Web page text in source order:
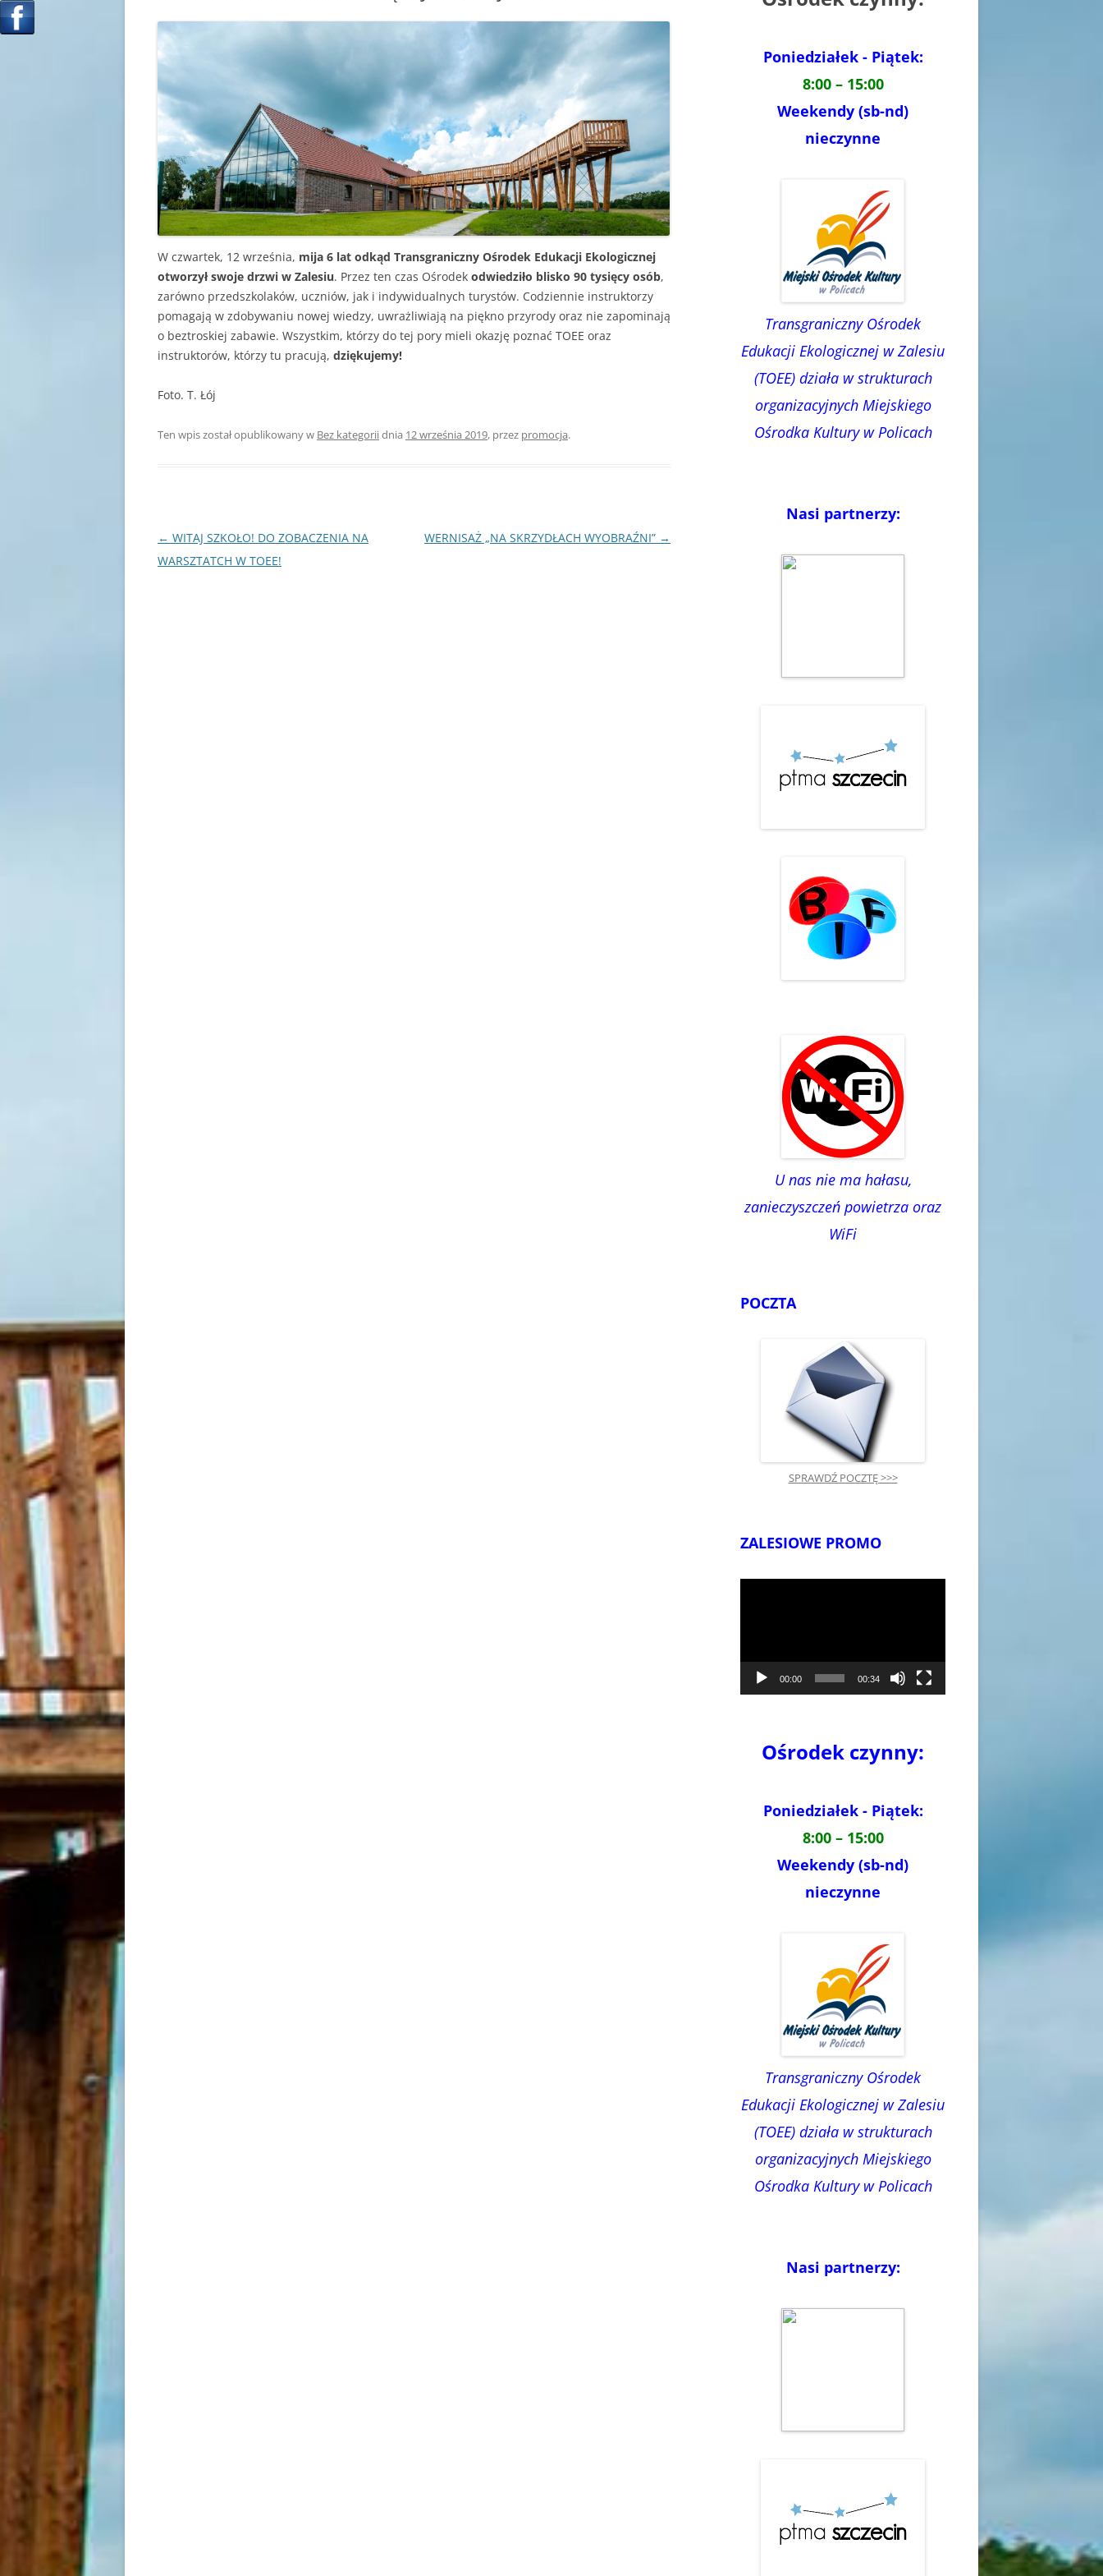
OGRÓD DYDAKTYCZNY
ZAJĘCIA TERENOWE
W czwartek, 12 września, mija 6 lat odkąd Transgraniczny Ośrodek Edukacji Ekologicznej
otworzył swoje drzwi w Zalesiu. Przez ten czas Ośrodek odwiedziło blisko 90 tysięcy osób,
zarówno przedszkolaków, uczniów, jak i indywidualnych turystów. Codziennie instruktorzy
pomagają w zdobywaniu nowej wiedzy, uwrażliwiają na piękno przyrody oraz nie zapominają
o beztroskiej zabawie. Wszystkim, którzy do tej pory mieli okazję poznać TOEE oraz
instruktorów, którzy tu pracują, dziękujemy!
Foto. T. Łój
Ten wpis został opublikowany w Bez kategoriidnia 12 września 2019, przez promocja.
Nawigacja
wpisu
← WITAJ SZKOŁO! DO ZOBACZENIA NA
WARSZTATCH W TOEE!
WERNISAŻ „NA SKRZYDŁACH WYOBRAŹNI” →
Poniedziałek - Piątek:
8:00 – 15:00
Weekendy (sb-nd)
nieczynne
Transgraniczny Ośrodek
Edukacji Ekologicznej w Zalesiu
(TOEE) działa w strukturach
organizacyjnych Miejskiego
Ośrodka Kultury w Policach
Nasi partnerzy:
U nas nie ma hałasu,
zanieczyszczeń powietrza oraz
WiFi
POCZTA
SPRAWDŹ POCZTĘ >>>
ZALESIOWE PROMO
Odtwarzacz
00:00 00:34
Ośrodek czynny:
Poniedziałek - Piątek:
8:00 – 15:00
Weekendy (sb-nd)
nieczynne
Transgraniczny Ośrodek
Edukacji Ekologicznej w Zalesiu
(TOEE) działa w strukturach
organizacyjnych Miejskiego
Ośrodka Kultury w Policach
Nasi partnerzy: